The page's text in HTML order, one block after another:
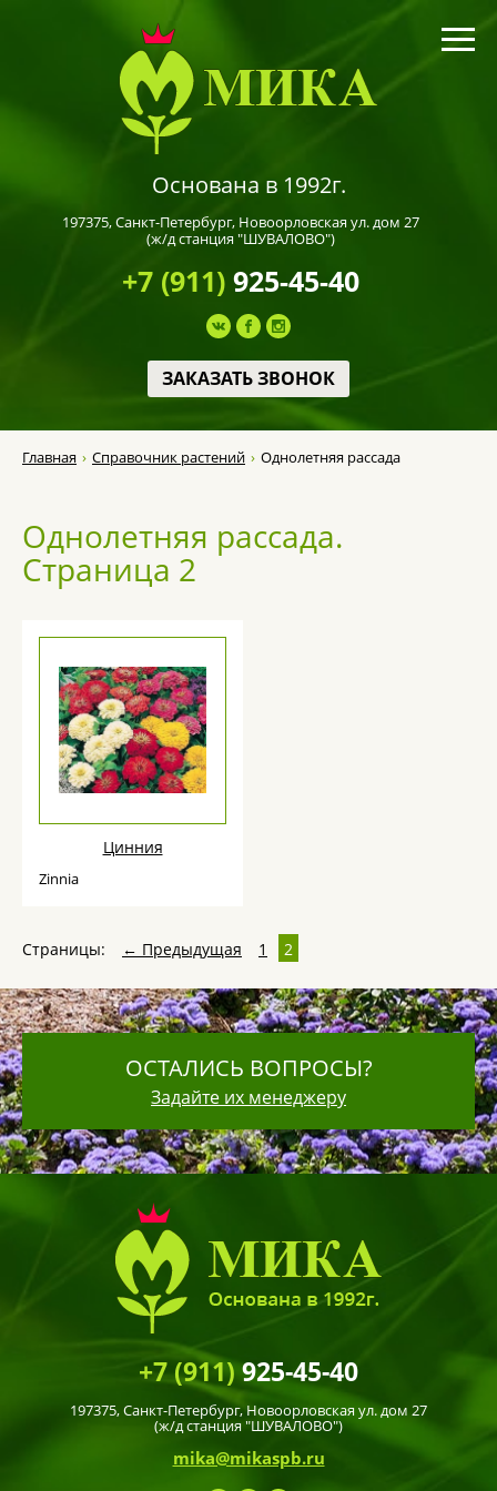
Основана в 1992г.
197375,Санкт-Петербург, Новоорловская ул. дом 27
(ж/д станция "ШУВАЛОВО")
+7 (911)925-45-40
ЗАКАЗАТЬ ЗВОНОК
Главная Справочник растений Однолетняя рассада
Однолетняя рассада.
Страница 2
Цинния
Zinnia
Страницы: ← Предыдущая 1 2
ОСТАЛИСЬ ВОПРОСЫ?
Задайте их менеджеру
+7 (911)925-45-40
197375,Санкт-Петербург, Новоорловская ул. дом 27
(ж/д станция "ШУВАЛОВО")
mika@mikaspb.ru